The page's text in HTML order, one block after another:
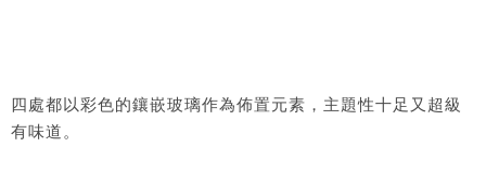
四處都以彩色的鑲嵌玻璃作為佈置元素，主題性十足又超級
有味道。